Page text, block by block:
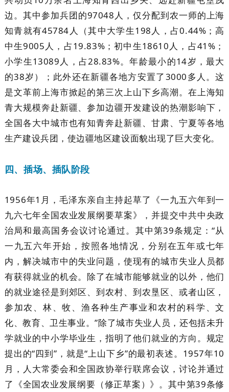
边。其中参加兵团的97048人，仅分配到农一师的上海
知青就有45784人（其中大学生198人，占0.44%；高
中生9005人，占19.83%；初中生18610人，占41%；
小学生13089人，占28.83%。年龄最小的14岁，最大
的38岁）；此外还在新疆各地方安置了3000多人。这
是文革前上海市掀起的第三次上山下乡高潮。在上海知
青大规模奔赴新疆、参加边疆开发建设的热潮影响下，
全国各大中城市也有知青奔赴新疆、甘肃、宁夏等各地
生产建设兵团，使边疆地区建设面貌出现了巨大变化。
四、插场、插队阶段
1956年1月，毛泽东亲自主持起草了《一九五六年到一
九六七年全国农业发展纲要草案》，并提交中共中央政
治局和最高国务会议讨论通过。其中第39条规定：“从
一九五六年开始，按照各地情况，分别在五年或七年
内，解决城市中的失业问题，使现有的城市失业人员都
有获得就业的机会。除了在城市能够就业的以外，他们
的就业途径是到郊区、到农村、到农垦区、或者山区，
参加农、林、牧、渔各种生产事业和农村的科学、文
化、教育、卫生事业。”除了城市失业人员，还包括未升
学就业的中小学毕业生，指明了他们就业的方向。规定
提出的“四到”，就是“上山下乡”的最初表述。1957年10
月，人大常委会和全国政协举行联席会议，讨论并通过
了《全国农业发展纲要（修正草案）》。其中第39条修